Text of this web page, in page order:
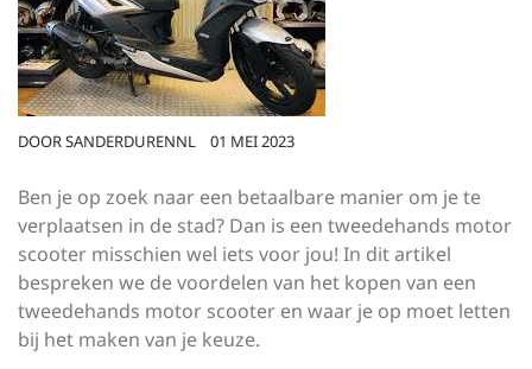
DOORSANDERDURENNL 01 MEI 2023
Ben je op zoek naar een betaalbare manier om je te
verplaatsen in de stad? Dan is een tweedehands motor
scooter misschien wel iets voor jou! In dit artikel
bespreken we de voordelen van het kopen van een
tweedehands motor scooter en waar je op moet letten
bij het maken van je keuze.